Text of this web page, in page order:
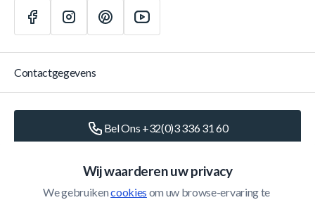
Wij waarderen uw privacy
We gebruiken cookies om uw browse-ervaring te
Contactgegevens
Bel Ons +32(0)3 336 31 60
Schrijf Ons info@belomax.com